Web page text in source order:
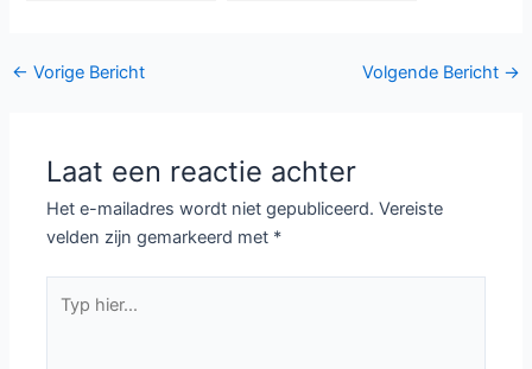
Bericht
← Vorige Bericht Volgende Bericht →
Laat een reactie achter
Het e-mailadres wordt niet gepubliceerd. Vereiste
velden zijn gemarkeerd met *
hier...